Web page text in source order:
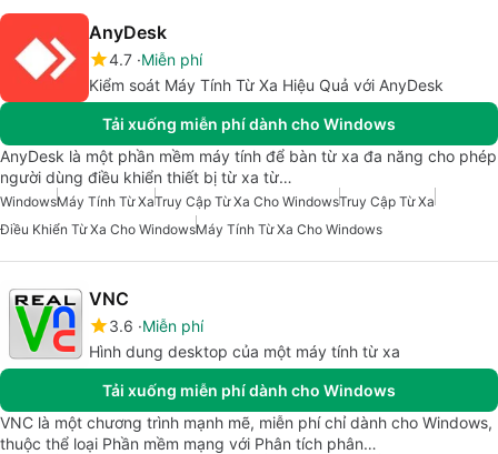
AnyDesk
4.7 Miễn phí
Kiểm soát Máy Tính Từ Xa Hiệu Quả với AnyDesk
Tải xuống miễn phí dành cho Windows
AnyDesk là một phần mềm máy tính để bàn từ xa đa năng cho phép
người dùng điều khiển thiết bị từ xa từ…
WindowsMáy Tính Từ XaTruy Cập Từ Xa Cho WindowsTruy Cập Từ Xa
Điều Khiển Từ Xa Cho WindowsMáy Tính Từ Xa Cho Windows
VNC
3.6 Miễn phí
Hình dung desktop của một máy tính từ xa
Tải xuống miễn phí dành cho Windows
VNC là một chương trình mạnh mẽ, miễn phí chỉ dành cho Windows,
thuộc thể loại Phần mềm mạng với Phân tích phân…